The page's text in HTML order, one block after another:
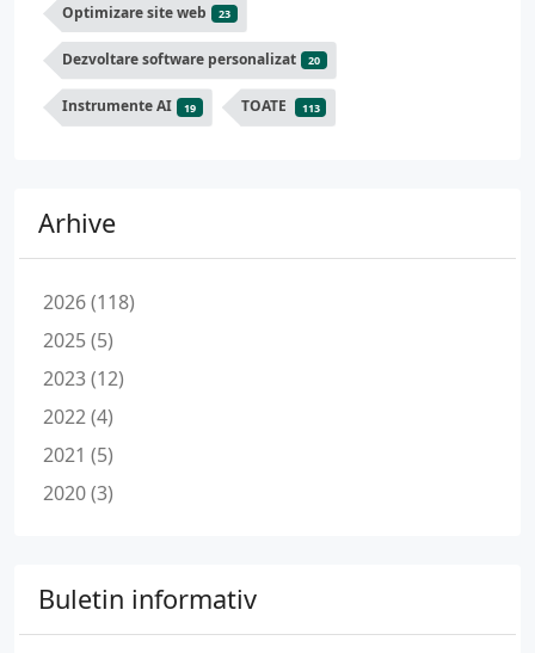
Optimizare site web 23
Dezvoltare software personalizat 20
Instrumente AI 19 TOATE 113
Arhive
2026 (118)
2025 (5)
2023 (12)
2022 (4)
2021 (5)
2020 (3)
Buletin informativ